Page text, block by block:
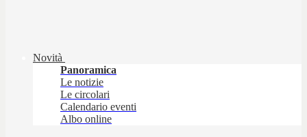
Novità
Panoramica
Le notizie
Le circolari
Calendario eventi
Albo online